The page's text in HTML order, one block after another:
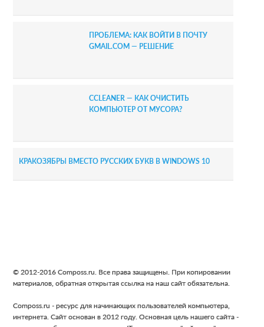
ПРОБЛЕМА: КАК ВОЙТИ В ПОЧТУ
GMAIL.COM — РЕШЕНИЕ
CCLEANER — КАК ОЧИСТИТЬ
КОМПЬЮТЕР ОТ МУСОРА?
КРАКОЗЯБРЫ ВМЕСТО РУССКИХ БУКВ В WINDOWS 10
Footer
© 2012-2016 Composs.ru. Все права защищены. При копировании
материалов, обратная открытая ссылка на наш сайт обязательна.
Composs.ru - ресурс для начинающих пользователей компьютера,
интернета. Сайт основан в 2012 году. Основная цель нашего сайта -